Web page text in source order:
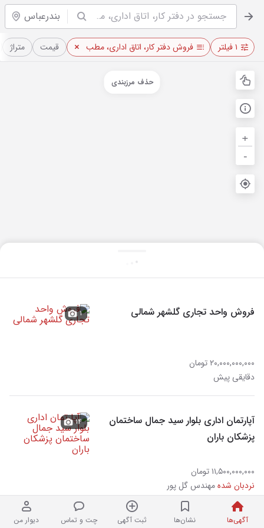
بندرعباس
آگهی‌ها نشان‌ها ثبت آگهی چت و تماس دیوار من
۱ فیلتر فروش دفتر کار، اتاق اداری، مطب قیمت متراژ
+
-
حذف مرزبندی
فروش واحد تجاری گلشهر شمالی
۲۰,۰۰۰,۰۰۰,۰۰۰ تومان
دقایقی پیش
۱
آپارتمان اداری بلوار سید جمال ساختمان
پزشکان باران
۱۱,۵۰۰,۰۰۰,۰۰۰ تومان
نردبان شدهمهندس گل پور
۱۴